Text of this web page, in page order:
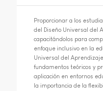
Proporcionar a los
del Diseño Universal del
capacitándolos para
enfoque inclusivo en la
Universal del
fundamentos teóricos y
aplicación en entornos
la importancia de la